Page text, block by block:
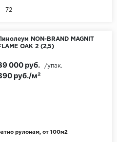
72
NON-BRAND MAGNIT
OAK 2 (2,5)
рулонам, от 100м2
руб./м²
000 руб. /упак.